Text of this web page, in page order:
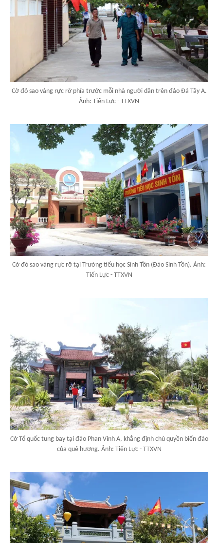
Cờ đỏ sao vàng rực rỡ phía trước mỗi nhà người dân trên đảo Đá Tây A.
Ảnh: Tiến Lực - TTXVN
Cờ đỏ sao vàng rực rỡ tại Trường tiểu học Sinh Tồn (Đảo Sinh Tồn). Ảnh:
Tiến Lực - TTXVN
Cờ Tổ quốc tung bay tại đảo Phan Vinh A, khẳng định chủ quyền biển đảo
của quê hương. Ảnh: Tiến Lực - TTXVN